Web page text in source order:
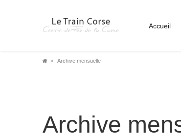
Accueil
FilArchive mensuelle
Archive